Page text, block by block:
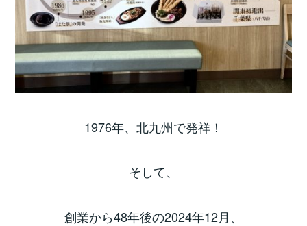
1976年、北九州で発祥！
そして、
創業から48年後の2024年12月、